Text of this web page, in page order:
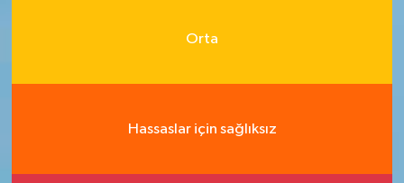
Orta
Hassaslar için sağlıksız